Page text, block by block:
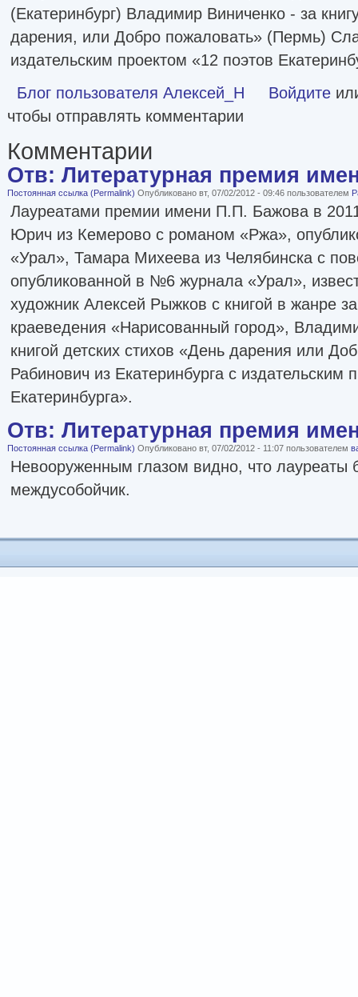
(Екатеринбург) Владимир Виниченко - за
дарения, или Добро пожаловать» (Пермь)
издательским проектом «12 поэтов
Блог пользователя Алексей_Н
Войдите
чтобы отправлять комментарии
Комментарии
Отв: Литературная премия
Постоянная ссылка (Permalink) Опубликовано вт, 07/02/2012 - 09:46 пользователем
Лауреатами премии имени П.П. Бажова в
Юрич из Кемерово с романом «Ржа»,
«Урал», Тамара Михеева из Челябинска с
опубликованной в №6 журнала «Урал»,
художник Алексей Рыжков с книгой в жанре
краеведения «Нарисованный город»,
книгой детских стихов «День дарения или
Рабинович из Екатеринбурга с издательским
Екатеринбурга».
Отв: Литературная премия
Постоянная ссылка (Permalink) Опубликовано вт, 07/02/2012 - 11:07 пользователем
Невооруженным глазом видно, что лауреаты
междусобойчик.